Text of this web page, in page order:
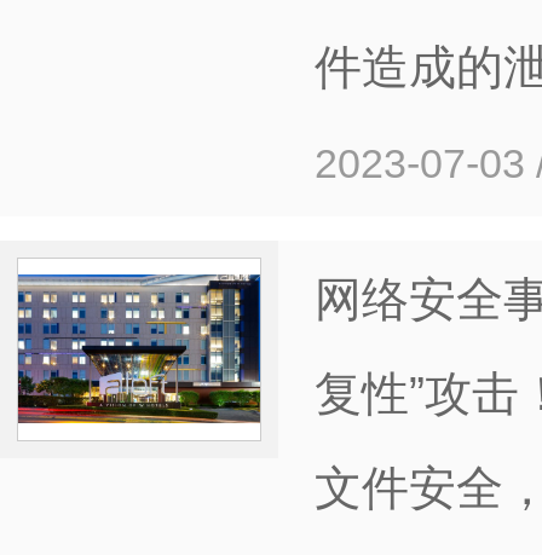
件造成的
2023-07-03
网络安全
复性”攻击
文件安全